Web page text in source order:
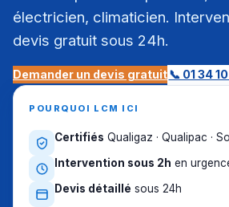
électricien, climaticien.
devis gratuit sous 24h.
Demander un devis gratuit📞 01 34
POURQUOI LCM ICI
Certifiés Qualigaz · Qualipac ·
Intervention sous 2h en
Devis détaillé sous 24h